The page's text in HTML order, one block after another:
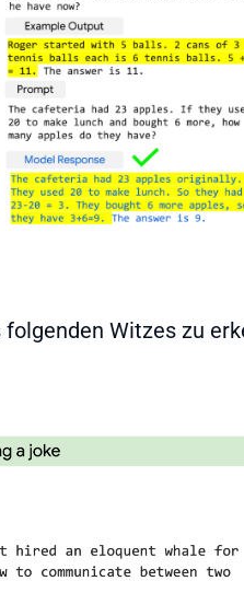
Witzes zu